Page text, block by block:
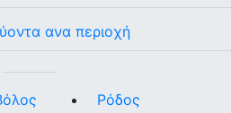
ανα περιοχή
Ρόδος